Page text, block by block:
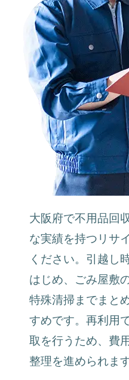
大阪府で不用品回
な実績を持つリサ
ください。引越し
はじめ、ごみ屋敷
特殊清掃までまと
すめです。再利用
取を行うため、費
整理を進められます